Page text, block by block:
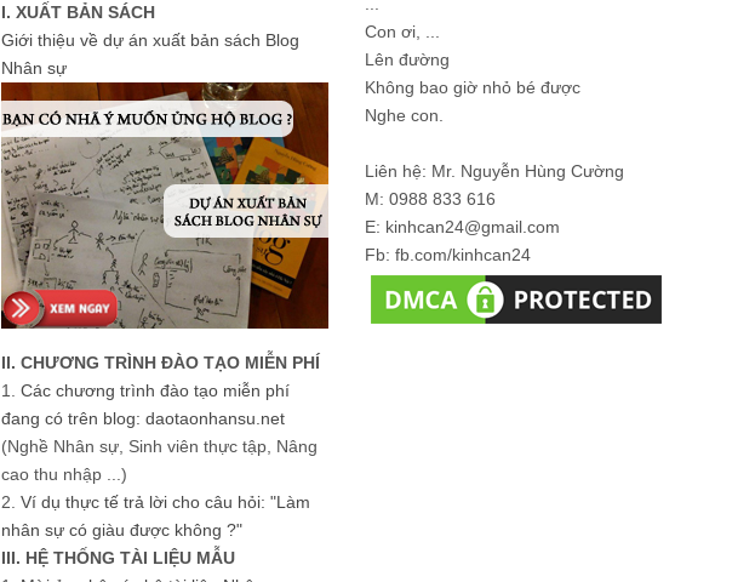
I. XUẤT BẢN SÁCH
Giới thiệu về dự án xuất bản sách Blog
Nhân sự
II. CHƯƠNG TRÌNH ĐÀO TẠO MIỄN PHÍ
1. Các chương trình đào tạo miễn phí
đang có trên blog: daotaonhansu.net
(Nghề Nhân sự, Sinh viên thực tập, Nâng
cao thu nhập ...)
2. Ví dụ thực tế trả lời cho câu hỏi: "Làm
nhân sự có giàu được không ?"
III. HỆ THỐNG TÀI LIỆU MẪU
Con ơi, ...
Lên đường
Không bao giờ nhỏ bé được
Nghe con.
Liên hệ: Mr. Nguyễn Hùng Cường
M: 0988 833 616
E: kinhcan24@gmail.com
Fb: fb.com/kinhcan24